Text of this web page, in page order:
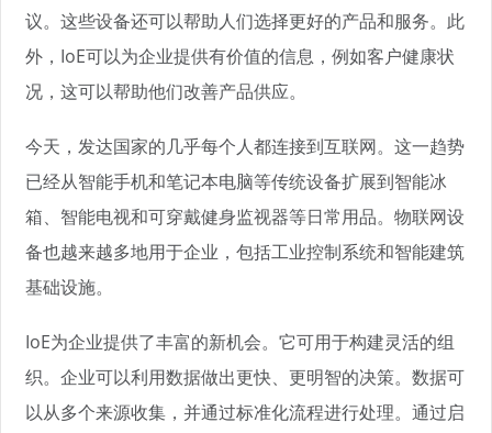
议。这些设备还可以帮助人们选择更好的产品和服务。此
外，IoE可以为企业提供有价值的信息，例如客户健康状
况，这可以帮助他们改善产品供应。
今天，发达国家的几乎每个人都连接到互联网。这一趋势
已经从智能手机和笔记本电脑等传统设备扩展到智能冰
箱、智能电视和可穿戴健身监视器等日常用品。物联网设
备也越来越多地用于企业，包括工业控制系统和智能建筑
基础设施。
IoE为企业提供了丰富的新机会。它可用于构建灵活的组
织。企业可以利用数据做出更快、更明智的决策。数据可
以从多个来源收集，并通过标准化流程进行处理。通过启